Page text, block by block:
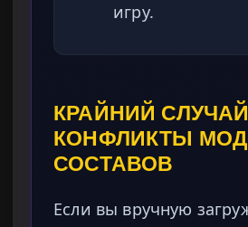
игру.
КРАЙНИЙ
КОНФЛИКТЫ
СОСТАВОВ
Если вы вручную